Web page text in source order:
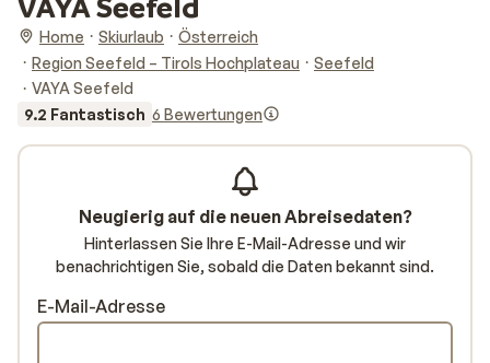
Home Skiurlaub
Österreich
Region Seefeld – Tirols Hochplateau
Seefeld
VAYA Seefeld
9.2 Fantastisch 6 Bewertungen
Neugierig auf die neuen Abreisedaten?
Hinterlassen Sie Ihre E-Mail-Adresse und wir
benachrichtigen Sie, sobald die Daten bekannt sind.
E-Mail-Adresse